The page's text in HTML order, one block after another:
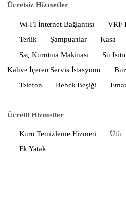
Ücretsiz Hizmetler
Wi-Fİ İnternet Bağlantısı
VRF
Terlik
Şampuanlar Kasa
Saç Kurutma Makinası
Su
Kahve İçeren Servis İstasyonu
Telefon
Bebek Beşiği
Ücretli Hizmetler
Kuru Temizleme Hizmeti Ütü
Ek Yatak